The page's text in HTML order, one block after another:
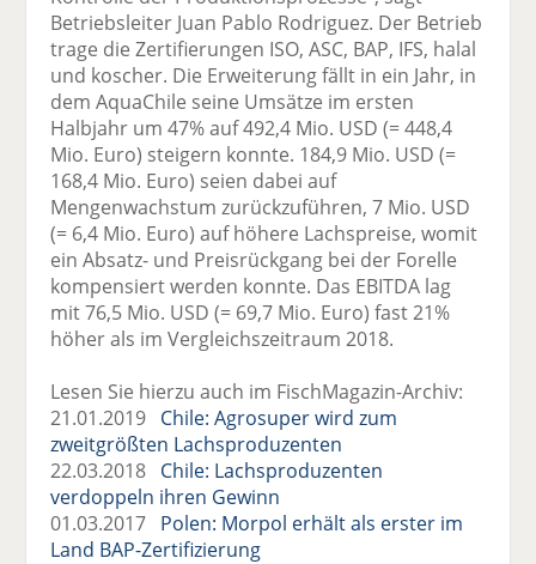
Betriebsleiter Juan Pablo Rodriguez. Der Betrieb
trage die Zertifierungen ISO, ASC, BAP, IFS, halal
und koscher. Die Erweiterung fällt in ein Jahr, in
dem AquaChile seine Umsätze im ersten
Halbjahr um 47% auf 492,4 Mio. USD (= 448,4
Mio. Euro) steigern konnte. 184,9 Mio. USD (=
168,4 Mio. Euro) seien dabei auf
Mengenwachstum zurückzuführen, 7 Mio. USD
(= 6,4 Mio. Euro) auf höhere Lachspreise, womit
ein Absatz- und Preisrückgang bei der Forelle
kompensiert werden konnte. Das EBITDA lag
mit 76,5 Mio. USD (= 69,7 Mio. Euro) fast 21%
höher als im Vergleichszeitraum 2018.
Lesen Sie hierzu auch im FischMagazin-Archiv:
21.01.2019 Chile: Agrosuper wird zum
zweitgrößten Lachsproduzenten
22.03.2018 Chile: Lachsproduzenten
verdoppeln ihren Gewinn
01.03.2017 Polen: Morpol erhält als erster im
Land BAP-Zertifizierung